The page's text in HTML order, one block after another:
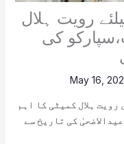
رویت ہلال
کی
May 16,
ہلال کمیٹی کا اہم
کی تاریخ سے